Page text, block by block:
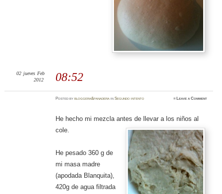
08:52
02 jueves Feb
2012
Postedbybloggera&panadera inSegundo intento ≈ Leave a Comment
He hecho mi mezcla antes de llevar a los niños al
cole.
He pesado 360 g de
mi masa madre
(apodada Blanquita),
420g de agua filtrada